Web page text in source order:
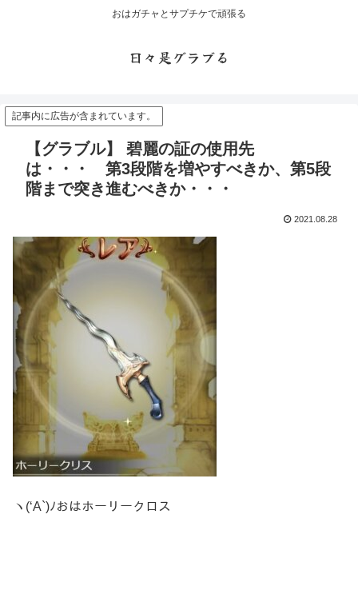
おはガチャとサプチケで頑張る
日々是グラブる
記事内に広告が含まれています。
【グラブル】 碧麗の証の使用先
は・・・ 第3段階を増やすべきか、第5段
階まで突き進むべきか・・・
2021.08.28
ヽ(‘A`)ﾉおはホーリークロス